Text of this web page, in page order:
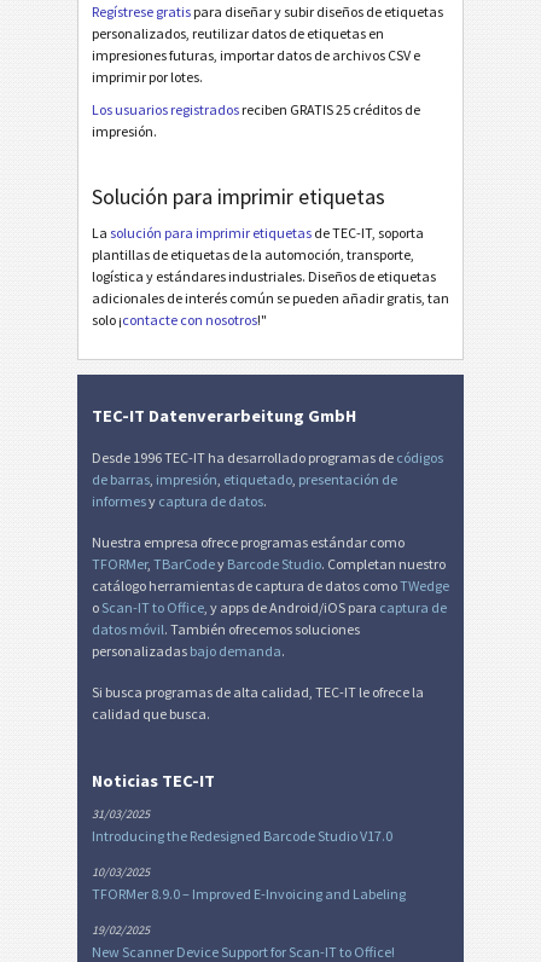
BOSCH GTL English SLC2 (2022)
BOSCH MAT Label 70*48
BOSCH MAT Label KLT
BOSCH Neutral 70x17mm
Etiquetas MAT
LTO Etiquetas LTO
NF Etiquetas de Nutrición
€ Mandato SEPA
₣ Factura-QR suiza
M Miscelánea
Regístrese gratis para diseñar y subir diseños de etiquetas
personalizados, reutilizar datos de etiquetas en
impresiones futuras, importar datos de archivos CSV e
imprimir por lotes.
Los usuarios registrados reciben GRATIS 25 créditos de
impresión.
Solución para imprimir etiquetas
La solución para imprimir etiquetas de TEC-IT, soporta
plantillas de etiquetas de la automoción, transporte,
logística y estándares industriales. Diseños de etiquetas
adicionales de interés común se pueden añadir gratis, tan
solo ¡contacte con nosotros!"
TEC-IT Datenverarbeitung GmbH
Desde 1996 TEC-IT ha desarrollado programas de códigos
de barras, impresión, etiquetado, presentación de
informesy captura de datos.
Nuestra empresa ofrece programas estándar como
TFORMer, TBarCodey Barcode Studio. Completan nuestro
catálogo herramientas de captura de datos comoTWedge
o Scan-IT to Office, y apps de Android/iOS para captura de
datos móvil. También ofrecemos soluciones
personalizadas bajo demanda.
Si busca programas de alta calidad, TEC-IT le ofrece la
calidad que busca.
Noticias TEC-IT
31/03/2025
Introducing the Redesigned Barcode Studio V17.0
10/03/2025
TFORMer 8.9.0 – Improved E-Invoicing and Labeling
19/02/2025
New Scanner Device Support for Scan-IT to Office!